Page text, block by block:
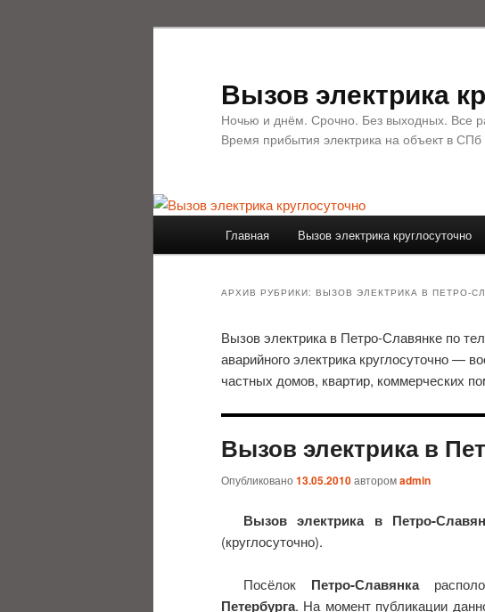
Вызов электрика
Ночью и днём. Срочно. Без выходных. Все
Время прибытия электрика на объект в
Главная Вызов электрика круглосуточно
АРХИВ РУБРИКИ: ВЫЗОВ ЭЛЕКТРИКА В ПЕТРО-
Вызов электрика в Петро-Славянке по
аварийного электрика круглосуточно —
частных домов, квартир, коммерческих
Вызов электрика в
Опубликовано 13.05.2010авторомadmin
Вызов электрика в Петро-
(круглосуточно).
Посёлок Петро-Славянка
Петербурга. На момент публикации